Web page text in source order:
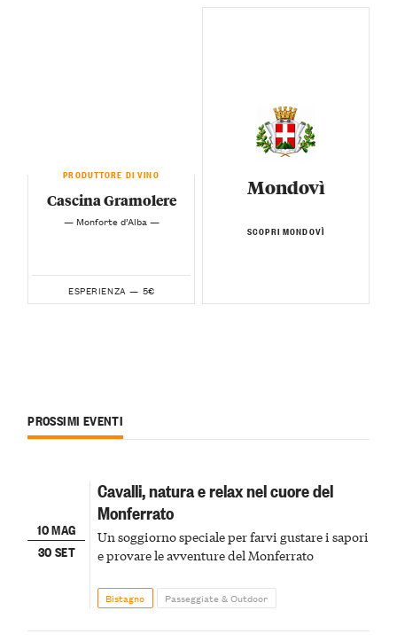
PRODUTTORE DI VINO
Cascina Gramolere
— Monforte d’Alba —
ESPERIENZA — 5€
Mondovì
SCOPRI MONDOVÌ
PROSSIMI EVENTI
10 MAG
30 SET
Cavalli, natura e relax nel cuore del
Monferrato
Un soggiorno speciale per farvi gustare i sapori
e provare le avventure del Monferrato
Bistagno Passeggiate & Outdoor